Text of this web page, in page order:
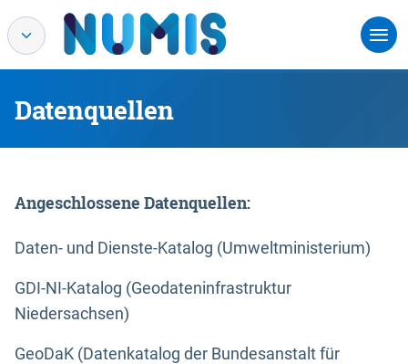
Datenquellen
Angeschlossene Datenquellen:
Daten- und Dienste-Katalog (Umweltministerium)
GDI-NI-Katalog (Geodateninfrastruktur
Niedersachsen)
GeoDaK (Datenkatalog der Bundesanstalt für